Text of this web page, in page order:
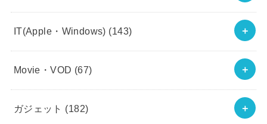
IT(Apple・Windows) (143)
Movie・VOD (67)
ガジェット (182)